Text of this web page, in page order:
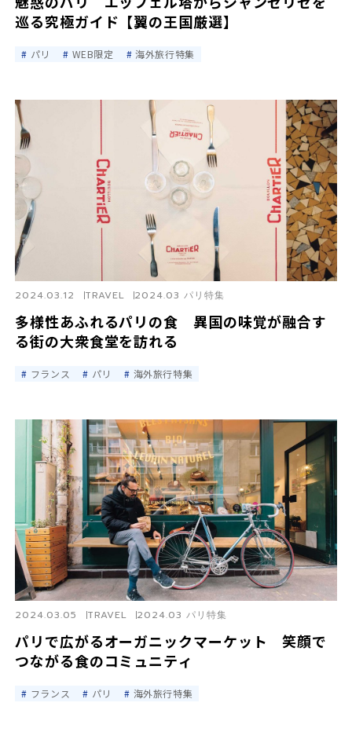
巡る究極ガイド【翼の王国厳選】
パリ WEB限定 海外旅行特集
多様性あふれるパリの食 異国の味覚が融合す
る街の大衆食堂を訪れる
2024.03.12 TRAVEL 2024.03 パリ特集
フランス パリ 海外旅行特集
パリで広がるオーガニックマーケット 笑顔で
つながる食のコミュニティ
2024.03.05 TRAVEL 2024.03 パリ特集
フランス パリ 海外旅行特集